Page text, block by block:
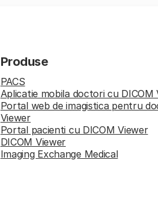
Produse
PACS
Aplicatie mobila doctori cu DICOM
Portal web de imagistica pentru
Viewer
Portal pacienti cu DICOM Viewer
DICOM Viewer
Imaging Exchange Medical